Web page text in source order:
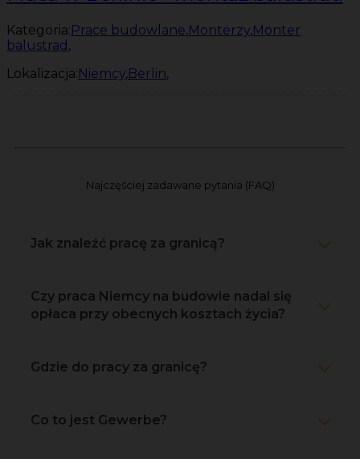
Kategoria:Prace budowlane,Monterzy,Monter
balustrad ,
Lokalizacja:Niemcy,Berlin,
Najczęściej zadawane pytania (FAQ)
Jak znaleźć pracę za granicą?
Czy praca Niemcy na budowie nadal się
opłaca przy obecnych kosztach życia?
Gdzie do pracy za granicę?
Co to jest Gewerbe?